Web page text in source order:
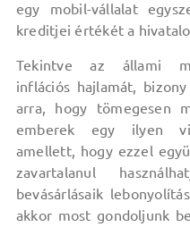
egy mobil-vállalat
kreditjei értékét a
Tekintve az állami
inflációs hajlamát,
arra, hogy tömegesen
emberek egy ilyen
amellett, hogy ezzel
zavartalanul
bevásárlásaik
akkor most gondoljunk